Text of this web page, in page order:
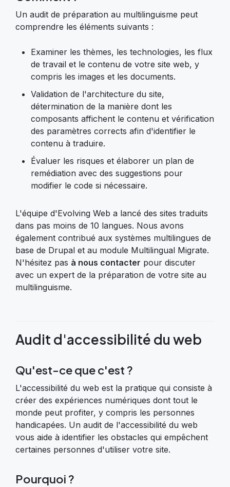
Un audit de préparation au multilinguisme peut
comprendre les éléments suivants :
Examiner les thèmes, les technologies, les flux
de travail et le contenu de votre site web, y
compris les images et les documents.
Validation de l'architecture du site,
détermination de la manière dont les
composants affichent le contenu et vérification
des paramètres corrects afin d'identifier le
contenu à traduire.
Évaluer les risques et élaborer un plan de
remédiation avec des suggestions pour
modifier le code si nécessaire.
L'équipe d'Evolving Web a lancé des sites traduits
dans pas moins de 10 langues. Nous avons
également contribué aux systèmes multilingues de
base de Drupal et au module Multilingual Migrate.
N'hésitez pas à nous contacter pour discuter
avec un expert de la préparation de votre site au
multilinguisme.
Audit d'accessibilité du web
Qu'est-ce que c'est ?
L'accessibilité du web est la pratique qui consiste à
créer des expériences numériques dont tout le
monde peut profiter, y compris les personnes
handicapées. Un audit de l'accessibilité du web
vous aide à identifier les obstacles qui empêchent
certaines personnes d'utiliser votre site.
Pourquoi ?